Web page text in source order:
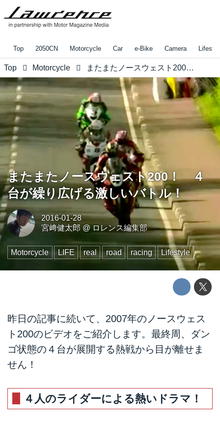
Top 2050CN Motorcycle Car e-Bike Camera
Top Motorcycle またまたノースウェスト200！ ４台が繰り広げる激しいバトル！
またまたノースウェスト200！ ４
台が繰り広げる激しいバトル！
2016-01-28
宮﨑健太郎@ロレンス編集部
Motorcycle LIFE real road racing Lifestyle
昨日の記事に続いて、2007年のノースウェス
ト200のビデオをご紹介します。最終周、ダン
ゴ状態の４台が展開する熱戦から目が離せま
せん！
４人のライダーによる熱いドラマ！